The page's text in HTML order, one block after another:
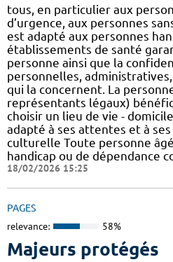
tous, en particulier aux
d’urgence, aux personnes
est adapté aux personnes
établissements de santé
personne ainsi que la
personnelles,
qui la concernent. La
représentants légaux)
choisir un lieu de vie -
adapté à ses attentes et à ses
culturelle Toute personne
handicap ou de dépendance
18/02/2026 15:25
PAGES
relevance: 58%
Majeurs protégés